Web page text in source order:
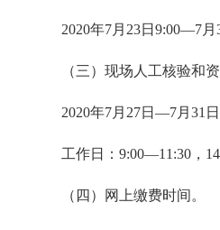
2020年7月23日9:00—7月
（三）现场人工核验和
2020年7月27日—7月31日
工作日：9:00—11:30，
（四）网上缴费时间。